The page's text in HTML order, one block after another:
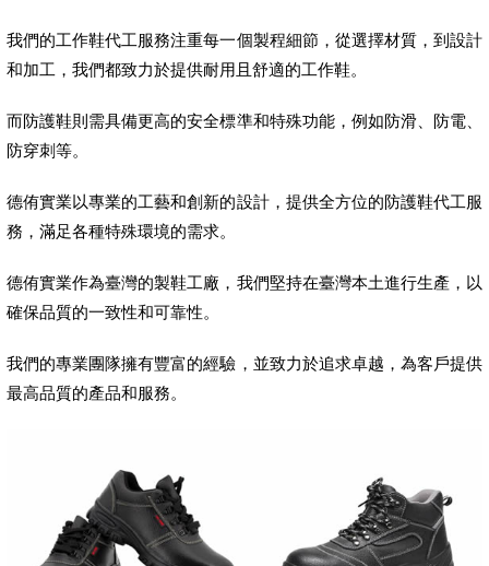
我們的工作鞋代工服務注重每一個製程細節，從選擇材質，到設計
和加工，我們都致力於提供耐用且舒適的工作鞋。
而防護鞋則需具備更高的安全標準和特殊功能，例如防滑、防電、
防穿刺等。
德侑實業以專業的工藝和創新的設計，提供全方位的防護鞋代工服
務，滿足各種特殊環境的需求。
德侑實業作為臺灣的製鞋工廠，我們堅持在臺灣本土進行生產，以
確保品質的一致性和可靠性。
我們的專業團隊擁有豐富的經驗，並致力於追求卓越，為客戶提供
最高品質的產品和服務。